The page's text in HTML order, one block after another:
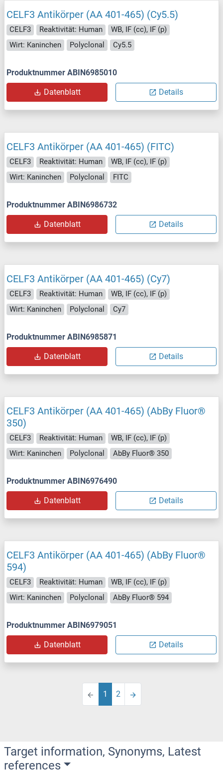
CELF3 Antikörper (AA 401-465) (Cy5.5)
CELF3 Reaktivität: Human
WB, IF (cc), IF (p)
Wirt: Kaninchen
Polyclonal Cy5.5
Produktnummer ABIN6985010
Datenblatt Details
CELF3 Antikörper (AA 401-465) (FITC)
CELF3 Reaktivität: Human
WB, IF (cc), IF (p)
Wirt: Kaninchen
Polyclonal FITC
Produktnummer ABIN6986732
Datenblatt Details
CELF3 Antikörper (AA 401-465) (Cy7)
CELF3 Reaktivität: Human
WB, IF (cc), IF (p)
Wirt: Kaninchen
Polyclonal Cy7
Produktnummer ABIN6985871
Datenblatt Details
CELF3 Antikörper (AA 401-465) (AbBy Fluor®
350)
CELF3 Reaktivität: Human
WB, IF (cc), IF (p)
Wirt: Kaninchen
Polyclonal AbBy Fluor® 350
Produktnummer ABIN6976490
Datenblatt Details
CELF3 Antikörper (AA 401-465) (AbBy Fluor®
594)
CELF3 Reaktivität: Human
WB, IF (cc), IF (p)
Wirt: Kaninchen
Polyclonal AbBy Fluor® 594
Produktnummer ABIN6979051
Datenblatt Details
1 2
Target information, Synonyms, Latest
references